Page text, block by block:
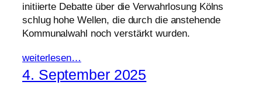
initiierte Debatte über die Verwahrlosung Kölns
schlug hohe Wellen, die durch die anstehende
Kommunalwahl noch verstärkt wurden.
weiterlesen…
4. September 2025